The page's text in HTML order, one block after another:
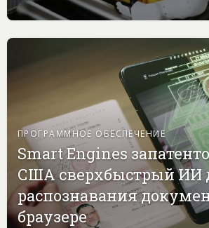
ПРОГРАММНОЕ ОБЕСПЕЧЕНИЕ
Smart Engines
США сверхбыстрый ИИ
распознавания
браузере